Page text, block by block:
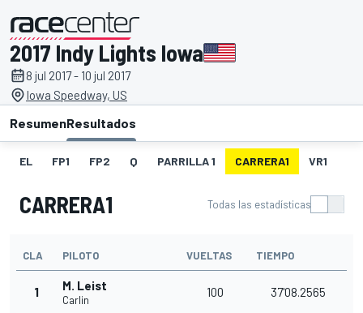
presentado por
2017 Indy Lights Iowa
8 jul 2017 - 10 jul 2017
Iowa Speedway, US
ResumenResultados
EL FP1 FP2 Q PARRILLA 1 CARRERA1 VR1
CARRERA1 Todas las estadísticas
CLA PILOTO VUELTAS TIEMPO
1 M. Leist
Carlin
100 37'08.2565